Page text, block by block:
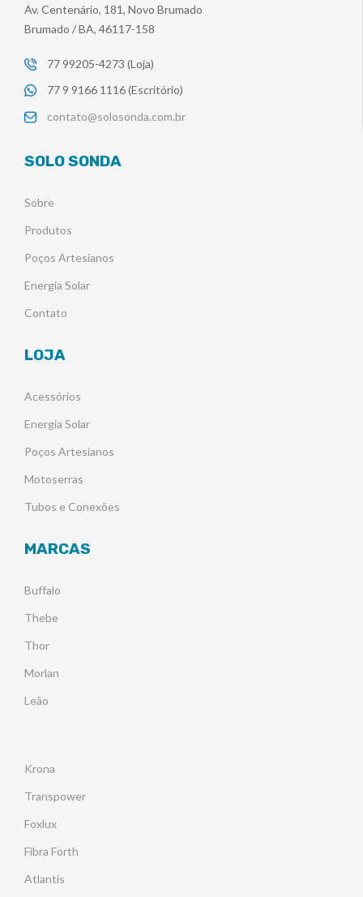
Av. Centenário, 181, Novo Brumado
Brumado / BA, 46117-158
77 99205-4273 (Loja)
77 9 9166 1116 (Escritório)
contato@solosonda.com.br
SOLO SONDA
Sobre
Produtos
Poços Artesianos
Energia Solar
Contato
LOJA
Acessórios
Energia Solar
Poços Artesianos
Motoserras
Tubos e Conexões
MARCAS
Buffalo
Thebe
Thor
Morlan
Leão
Krona
Transpower
Foxlux
Fibra Forth
Atlantis